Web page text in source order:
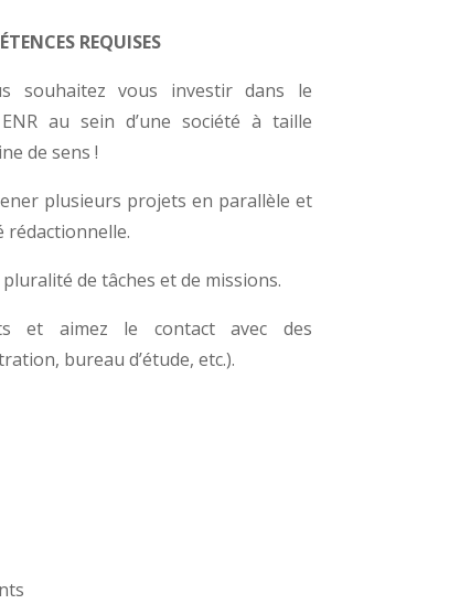
REQUISES
souhaitez vous investir dans le
au sein d’une société à taille
de sens !
plusieurs projets en parallèle et
rédactionnelle.
de tâches et de missions.
et aimez le contact avec des
bureau d’étude, etc.).